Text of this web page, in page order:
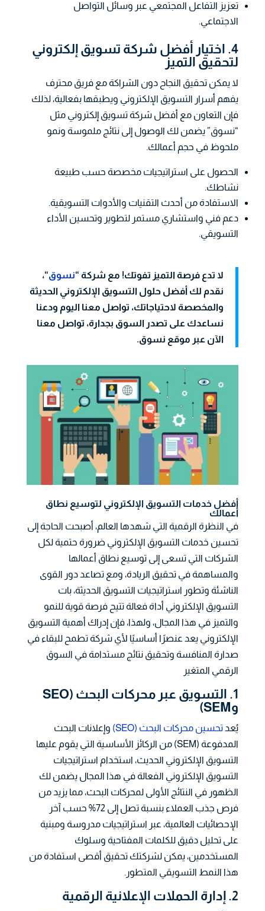
تعزيز التفاعل المجتمعي عبر وسائل التواصل
الاجتماعي.
4. اختيار أفضل شركة تسويق إلكتروني
لتحقيق التميز
لا يمكن تحقيق النجاح دون الشراكة مع فريق محترف
يفهم أسرار التسويق الإلكتروني ويطبقها بفعالية، لذلك
فإن التعاون مع أفضل شركة تسويق إلكتروني مثل
“نسوق” يضمن لك الوصول إلى نتائج ملموسة ونمو
ملحوظ في حجم أعمالك.
الحصول على استراتيجيات مخصصة حسب طبيعة
نشاطك.
الاستفادة من أحدث التقنيات والأدوات التسويقية.
دعم فني واستشاري مستمر لتطوير وتحسين الأداء
التسويقي.
لا تدع فرصة التميز تفوتك! مع شركة “نسوق“،
نقدم لك أفضل حلول التسويق الإلكتروني الحديثة
والمخصصة لاحتياجاتك، تواصل معنا اليوم ودعنا
نساعدك على تصدر السوق بجدارة، تواصل معنا
الآن عبر موقع نسوق.
أفضل خدمات التسويق الإلكتروني لتوسيع نطاق
أعمالك
في النظرة الرقمية التي شهدها العالم، أصبحت الحاجة إلى
تحسين خدمات التسويق الإلكتروني ضرورة حتمية لكل
الشركات التي تسعى إلى توسيع نطاق أعمالها
والمساهمة في تحقيق الريادة، ومع تصاعد دور القوى
الناشئة وتطور استراتيجيات التسويق الحديثة، بات
التسويق الإلكتروني أداة فعالة تتيح فرصة قوية للنمو
والتميز في هذا المجال، ولهذا، فإن إدراك أهمية التسويق
الإلكتروني يعد عنصرًا أساسيًا لأي شركة تطمح للبقاء في
صدارة المنافسة وتحقيق نتائج مستدامة في السوق
الرقمي المتغير
1. التسويق عبر محركات البحث (SEO
وSEM)
يُعد تحسين محركات البحث (SEO)
وإعلانات البحث
المدفوعة (SEM) من الركائز الأساسية التي يقوم عليها
التسويق الإلكتروني الحديث، استخدام استراتيجيات
التسويق الإلكتروني الفعالة في هذا المجال يضمن لك
الظهور في النتائج الأولى لمحركات البحث، مما يزيد من
فرص جذب العملاء بنسبة تصل إلى 72% حسب آخر
الإحصائيات العالمية، عبر استراتيجيات مدروسة ومبنية
على تحليل دقيق للكلمات المفتاحية وسلوك
المستخدمين، يمكن لشركتك تحقيق أقصى استفادة من
هذا النمط التسويقي المتطور.
2. إدارة الحملات الإعلانية الرقمية